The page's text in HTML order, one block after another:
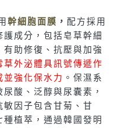
幹細胞面膜 ， 配方採用
成分，包括皂草幹細
助修復、抗壓與加強
草外泌體具訊號傳遞作
並強化保水力 。保濕系
酸、泛醇與尿囊素，
因子包含甘菊、甘
植萃，通過韓國發明